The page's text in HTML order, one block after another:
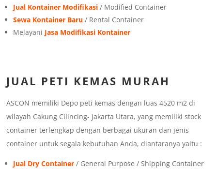
Jual Kontainer Modifikasi / Modified Container
Sewa Kontainer Baru / Rental Container
Melayani Jasa Modifikasi Kontainer
JUAL PETI KEMAS MURAH
ASCON memiliki Depo peti kemas dengan luas 4520 m2 di
wilayah Cakung Cilincing- Jakarta Utara, yang memiliki stock
container terlengkap dengan berbagai ukuran dan jenis
container untuk segala kebutuhan Anda, diantaranya yaitu :
Jual Dry Container / General Purpose / Shipping Container